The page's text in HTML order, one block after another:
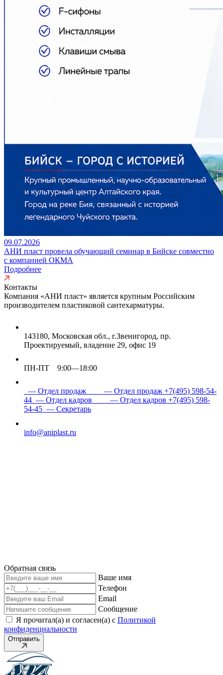
09.07.2026
АНИ пласт провела обучающий семинар в Бийске совместно
с компанией ОКМА
Подробнее
Контакты
Компания «АНИ пласт» является крупным Российским
производителем пластиковой сантехарматуры.
143180, Московская обл., г.Звенигород, пр.
Проектируемый, владение 29, офис 19
ПН-ПТ 9:00—18:00
— Отдел продаж — Отдел продаж +7(495) 598-54-
44 — Отдел кадров — Отдел кадров +7(495) 598-
54-45 — Секретарь
info@aniplast.ru
Обратная связь
Ваше имя
Телефон
Email
Сообщение
Я прочитал(а) и согласен(а) с Политикой
конфиденциальности
Отправить